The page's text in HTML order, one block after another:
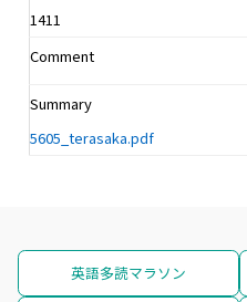
1411
Comment
Summary
5605_terasaka.pdf
英語多読マラソン